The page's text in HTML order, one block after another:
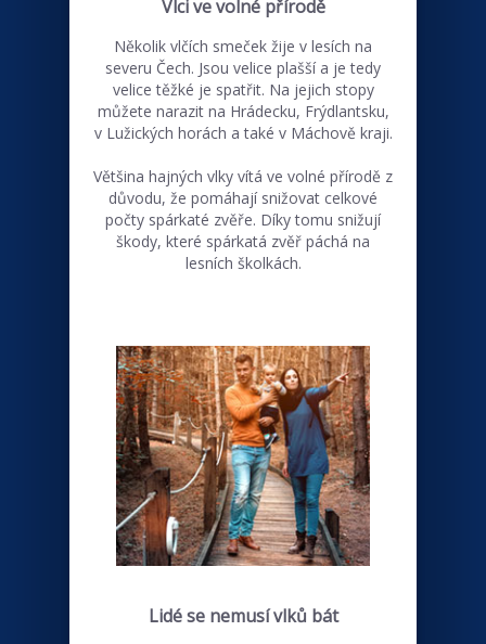
Vlci ve volné přírodě
Několik vlčích smeček žije v lesích na
severu Čech. Jsou velice plašší a je tedy
velice těžké je spatřit. Na jejich stopy
můžete narazit na Hrádecku, Frýdlantsku,
v Lužických horách a také v Máchově kraji.
Většina hajných vlky vítá ve volné přírodě z
důvodu, že pomáhají snižovat celkové
počty spárkaté zvěře. Díky tomu snižují
škody, které spárkatá zvěř páchá na
lesních školkách.
Lidé se nemusí vlků bát